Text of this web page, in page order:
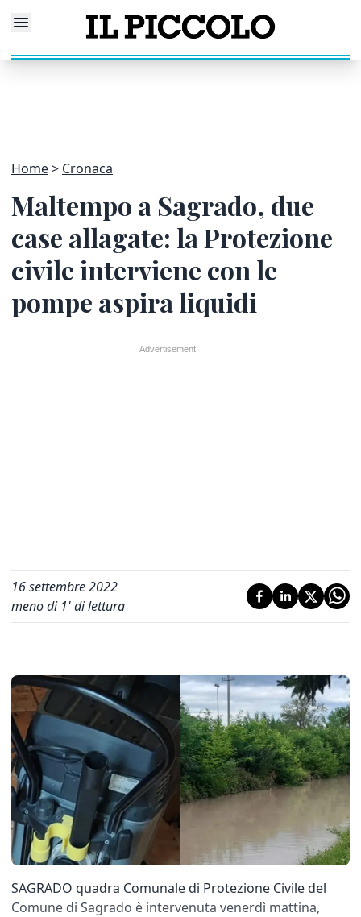
Home Cronaca
Maltempo a Sagrado, due
case allagate: la Protezione
civile interviene con le
pompe aspira liquidi
16 settembre 2022
meno di 1' di lettura
SAGRADO quadra Comunale di Protezione Civile del
Comune di Sagrado è intervenuta venerdì mattina,